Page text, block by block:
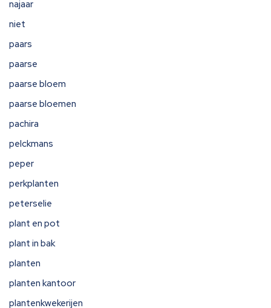
najaar
niet
paars
paarse
paarse bloem
paarse bloemen
pachira
pelckmans
peper
perkplanten
peterselie
plant en pot
plant in bak
planten
planten kantoor
plantenkwekerijen